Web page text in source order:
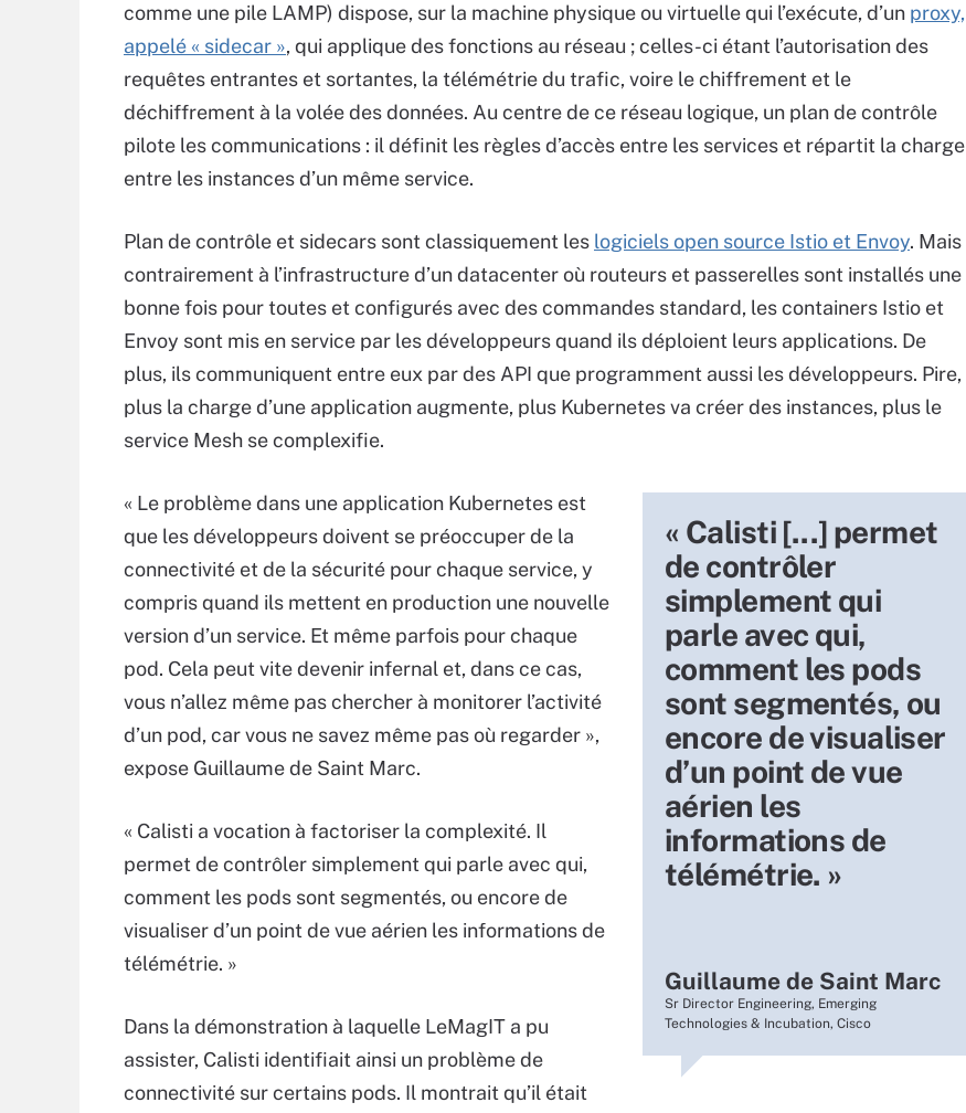
comme une pile LAMP) dispose, sur la machine physique ou virtuelle qui l’exécute, d’un proxy,
appelé « sidecar », qui applique des fonctions au réseau ; celles-ci étant l’autorisation des
requêtes entrantes et sortantes, la télémétrie du trafic, voire le chiffrement et le
déchiffrement à la volée des données. Au centre de ce réseau logique, un plan de contrôle
pilote les communications : il définit les règles d’accès entre les services et répartit la charge
entre les instances d’un même service.
Plan de contrôle et sidecars sont classiquement les logiciels open source Istio et Envoy. Mais
contrairement à l’infrastructure d’un datacenter où routeurs et passerelles sont installés une
bonne fois pour toutes et configurés avec des commandes standard, les containers Istio et
Envoy sont mis en service par les développeurs quand ils déploient leurs applications. De
plus, ils communiquent entre eux par des API que programment aussi les développeurs. Pire,
plus la charge d’une application augmente, plus Kubernetes va créer des instances, plus le
service Mesh se complexifie.
« Calisti [...] permet
de contrôler
simplement qui
parle avec qui,
comment les pods
sont segmentés, ou
encore de visualiser
d’un point de vue
aérien les
informations de
télémétrie. »
Guillaume de Saint Marc
Sr Director Engineering, Emerging
Technologies & Incubation, Cisco
« Le problème dans une application Kubernetes est
que les développeurs doivent se préoccuper de la
connectivité et de la sécurité pour chaque service, y
compris quand ils mettent en production une nouvelle
version d’un service. Et même parfois pour chaque
pod. Cela peut vite devenir infernal et, dans ce cas,
vous n’allez même pas chercher à monitorer l’activité
d’un pod, car vous ne savez même pas où regarder »,
expose Guillaume de Saint Marc.
« Calisti a vocation à factoriser la complexité. Il
permet de contrôler simplement qui parle avec qui,
comment les pods sont segmentés, ou encore de
visualiser d’un point de vue aérien les informations de
télémétrie. »
Dans la démonstration à laquelle LeMagIT a pu
assister, Calisti identifiait ainsi un problème de
connectivité sur certains pods. Il montrait qu’il était